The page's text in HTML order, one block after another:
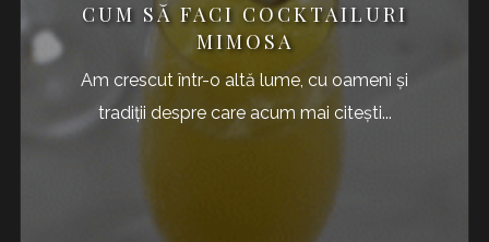
CUM SĂ FACI COCKTAILURI
MIMOSA
Am crescut într-o altă lume, cu oameni și
tradiții despre care acum mai citești...